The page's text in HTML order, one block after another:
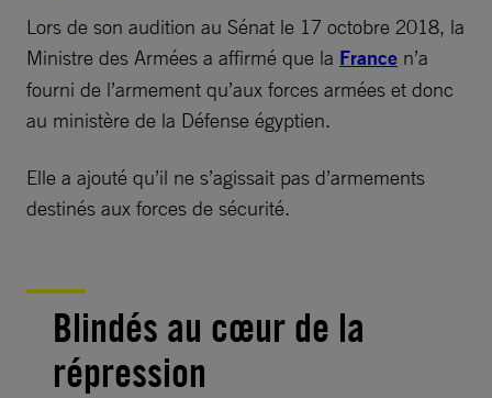
Lors de son audition au Sénat le 17 octobre 2018, la
Ministre des Armées a affirmé que la France n’a
fourni de l’armement qu’aux forces armées et donc
au ministère de la Défense égyptien.
Elle a ajouté qu’il ne s’agissait pas d’armements
destinés aux forces de sécurité.
Blindés au cœur de la
répression